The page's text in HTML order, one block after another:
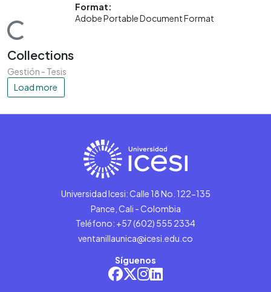
Loading...
Format:
Adobe Portable Document Format
Collections
Gestión - Tesis
Load more
Universidad Icesi: Calle 18 No. 122-135
Pance, Cali - Colombia
Teléfono: +57 (602) 555 2334
ventanillaunica@icesi.edu.co
Síguenos